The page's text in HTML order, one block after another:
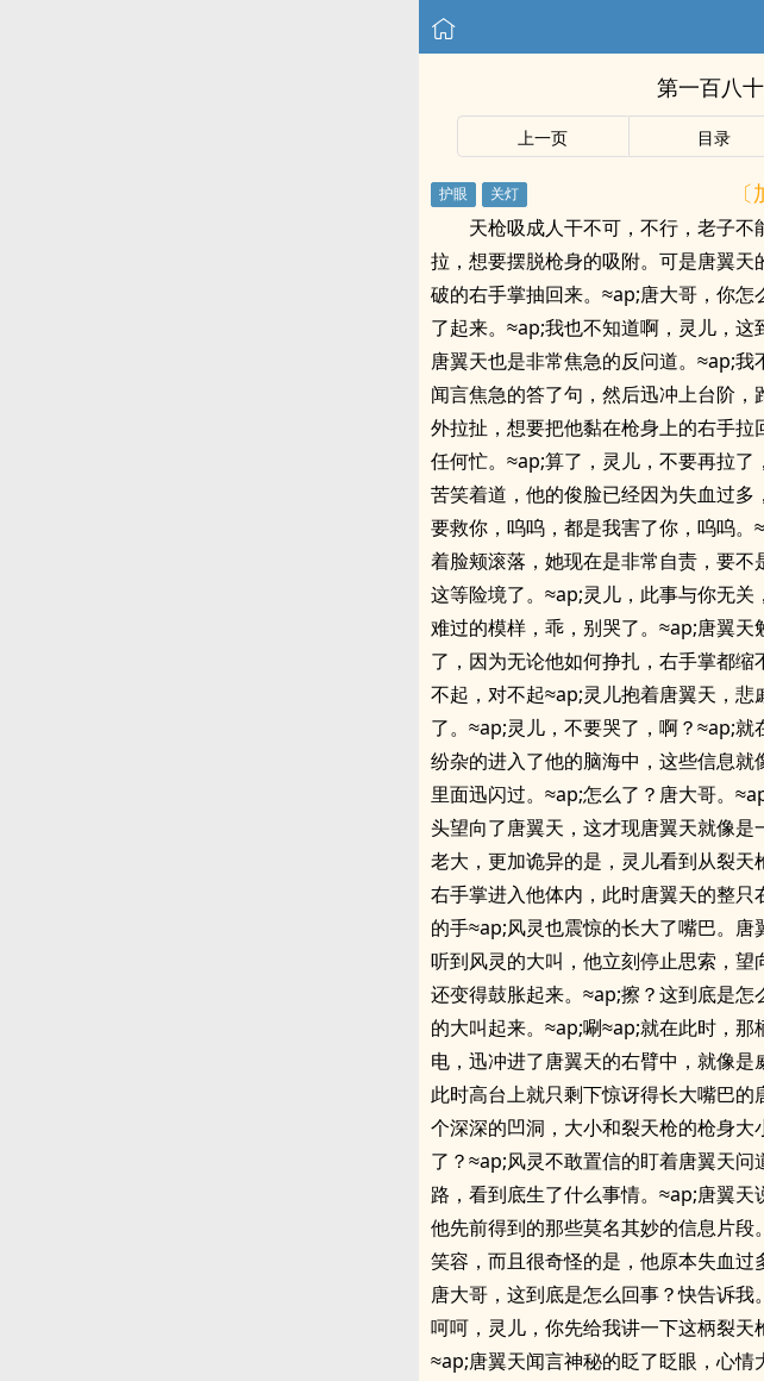
第一百八
上一页 目录
天枪吸成人干不可，不行，老子
拉，想要摆脱枪身的吸附。可是唐翼
破的右手掌抽回来。≈ap;唐大哥，你
了起来。≈ap;我也不知道啊，灵儿，
唐翼天也是非常焦急的反问道。≈ap;
闻言焦急的答了句，然后迅冲上台阶
外拉扯，想要把他黏在枪身上的右手
任何忙。≈ap;算了，灵儿，不要再拉
苦笑着道，他的俊脸已经因为失血过
要救你，呜呜，都是我害了你，呜呜
着脸颊滚落，她现在是非常自责，要
这等险境了。≈ap;灵儿，此事与你无
难过的模样，乖，别哭了。≈ap;唐翼
了，因为无论他如何挣扎，右手掌都
不起，对不起≈ap;灵儿抱着唐翼天，
了。≈ap;灵儿，不要哭了，啊？≈ap;
纷杂的进入了他的脑海中，这些信息
里面迅闪过。≈ap;怎么了？唐大哥。
头望向了唐翼天，这才现唐翼天就像
老大，更加诡异的是，灵儿看到从裂
右手掌进入他体内，此时唐翼天的整
的手≈ap;风灵也震惊的长大了嘴巴。唐
听到风灵的大叫，他立刻停止思索，
还变得鼓胀起来。≈ap;擦？这到底是
的大叫起来。≈ap;唰≈ap;就在此时，
电，迅冲进了唐翼天的右臂中，就像是
此时高台上就只剩下惊讶得长大嘴巴
个深深的凹洞，大小和裂天枪的枪身
了？≈ap;风灵不敢置信的盯着唐翼天
路，看到底生了什么事情。≈ap;唐翼
他先前得到的那些莫名其妙的信息片
笑容，而且很奇怪的是，他原本失血
唐大哥，这到底是怎么回事？快告诉
呵呵，灵儿，你先给我讲一下这柄裂天
≈ap;唐翼天闻言神秘的眨了眨眼，心